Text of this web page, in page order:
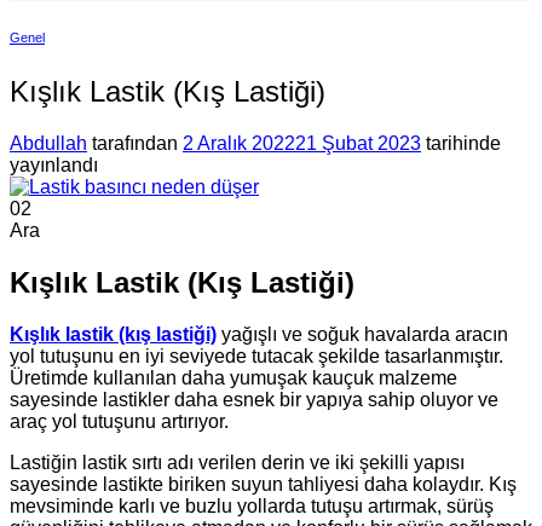
Genel
Kışlık Lastik (Kış Lastiği)
Abdullah tarafından 2 Aralık 202221 Şubat 2023 tarihinde
yayınlandı
02
Ara
Kışlık Lastik (Kış Lastiği)
Kışlık lastik (kış lastiği) yağışlı ve soğuk havalarda aracın
yol tutuşunu en iyi seviyede tutacak şekilde tasarlanmıştır.
Üretimde kullanılan daha yumuşak kauçuk malzeme
sayesinde lastikler daha esnek bir yapıya sahip oluyor ve
araç yol tutuşunu artırıyor.
Lastiğin lastik sırtı adı verilen derin ve iki şekilli yapısı
sayesinde lastikte biriken suyun tahliyesi daha kolaydır. Kış
mevsiminde karlı ve buzlu yollarda tutuşu artırmak, sürüş